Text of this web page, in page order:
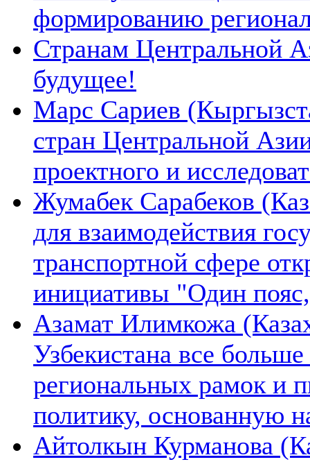
формированию
Странам Центральной
будущее!
Марс Сариев
стран Центральной
проектного и
Жумабек Сарабеков
для взаимодействия
транспортной сфере
инициативы "Один
Азамат Илимкожа
Узбекистана все
региональных рамок и
политику, основанную
Айтолкын Курманова